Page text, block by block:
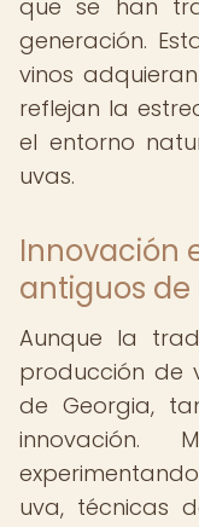
que se han
generación.
vinos
reflejan la
el entorno
uvas.
Innovación
antiguos de
Aunque la
producción de
de Georgia,
innovación.
uva, técnicas